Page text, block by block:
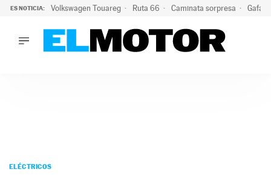
ES NOTICIA: Volkswagen Touareg Ruta 66 Caminata sorpresa Gafas
PODCAST
ELÉCTRICOS